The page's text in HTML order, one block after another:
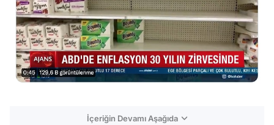
İçeriğin Devamı Aşağıda